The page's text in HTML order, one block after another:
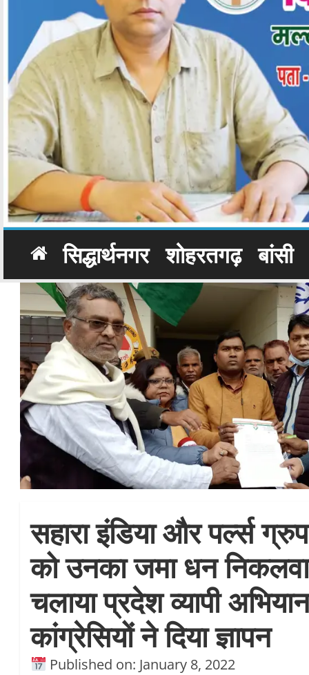
सिद्धार्थनगर शोहरतगढ़ बांसी
सहारा इंडिया और पर्ल्स ग्रुप
को उनका जमा धन
चलाया प्रदेश व्यापी
कांग्रेसियों ने दिया ज्ञापन
Published on: January 8, 2022